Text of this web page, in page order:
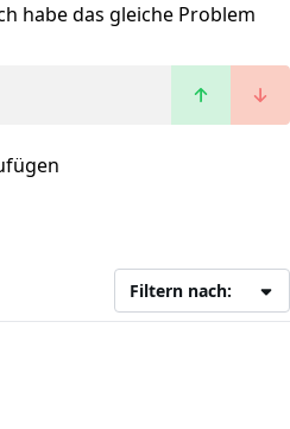
habe das gleiche Problem
Filtern nach: